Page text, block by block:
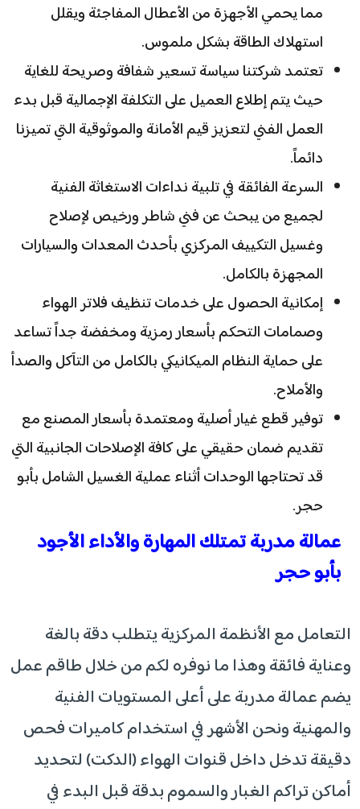
مما يحمي الأجهزة من الأعطال المفاجئة ويقلل
استهلاك الطاقة بشكل ملموس.
تعتمد شركتنا سياسة تسعير شفافة وصريحة للغاية
حيث يتم إطلاع العميل على التكلفة الإجمالية قبل بدء
العمل الفني لتعزيز قيم الأمانة والموثوقية التي تميزنا
دائماً.
السرعة الفائقة في تلبية نداءات الاستغاثة الفنية
لجميع من يبحث عن فني شاطر ورخيص لإصلاح
وغسيل التكييف المركزي بأحدث المعدات والسيارات
المجهزة بالكامل.
إمكانية الحصول على خدمات تنظيف فلاتر الهواء
وصمامات التحكم بأسعار رمزية ومخفضة جداً تساعد
على حماية النظام الميكانيكي بالكامل من التآكل والصدأ
والأملاح.
توفير قطع غيار أصلية ومعتمدة بأسعار المصنع مع
تقديم ضمان حقيقي على كافة الإصلاحات الجانبية التي
قد تحتاجها الوحدات أثناء عملية الغسيل الشامل بأبو
حجر.
عمالة مدربة تمتلك المهارة والأداء الأجود
بأبو حجر
التعامل مع الأنظمة المركزية يتطلب دقة بالغة
وعناية فائقة وهذا ما نوفره لكم من خلال طاقم عمل
يضم عمالة مدربة على أعلى المستويات الفنية
والمهنية ونحن الأشهر في استخدام كاميرات فحص
دقيقة تدخل داخل قنوات الهواء (الدكت) لتحديد
أماكن تراكم الغبار والسموم بدقة قبل البدء في